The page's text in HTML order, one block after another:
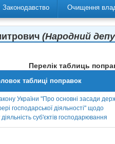
Законодавство Очищення
(Народний
Перелік таблиць
таблиці поправок
України "Про основні засади
господарської діяльності" щодо
суб'єктів господарювання